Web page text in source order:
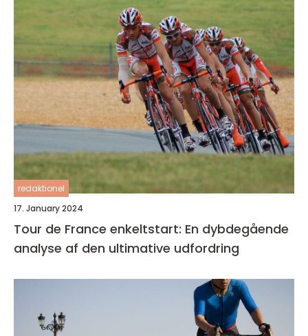
redaktionel
17. January 2024
Tour de France enkeltstart: En dybdegående
analyse af den ultimative udfordring